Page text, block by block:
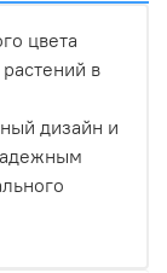
цвета
в
дизайн и